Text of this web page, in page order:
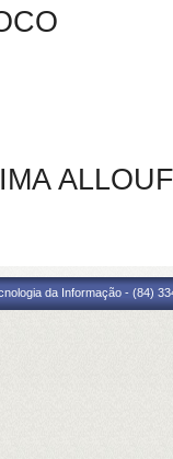
da Informação - (84)